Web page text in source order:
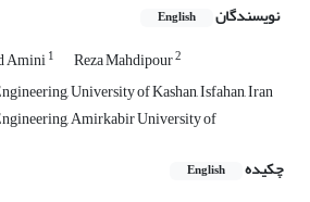
نویسندگان English
Amini1 Reza Mahdipour2
University of Kashan, Isfahan, Iran
Amirkabir University of
چکیده
English